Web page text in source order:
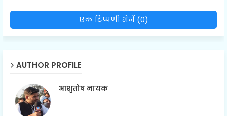
एक टिप्पणी भेजें (0)
AUTHOR PROFILE
आशुतोष नायक